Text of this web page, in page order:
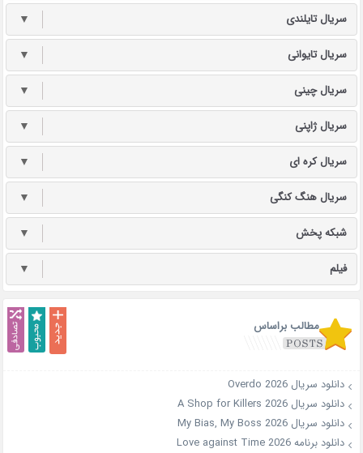
سریال تایلندی ▼
سریال تایوانی ▼
سریال چینی ▼
سریال ژاپنی ▼
سریال کره ای ▼
سریال هنگ کنگی ▼
شبکه پخش ▼
فیلم ▼
مطالب براساس
دانلود سریال Overdo 2026
دانلود سریال A Shop for Killers 2026
دانلود سریال My Bias, My Boss 2026
دانلود برنامه Love against Time 2026